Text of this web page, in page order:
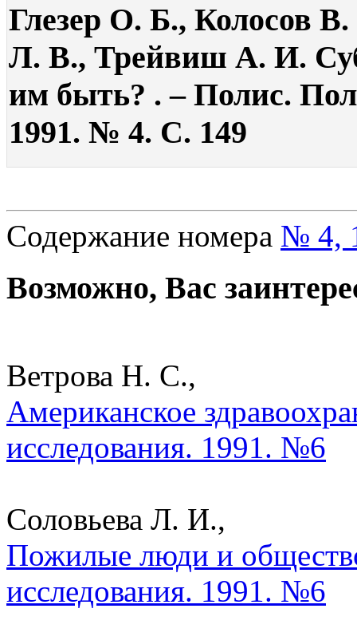
Глезер О. Б., Колосов
Л. В., Трейвиш А. И.
им быть? . – Полис.
1991. № 4. С. 149
Содержание номера № 4,
Возможно, Вас
Ветрова Н. С.,
Американское
исследования. 1991. №6
Соловьева Л. И.,
Пожилые люди и
исследования. 1991. №6